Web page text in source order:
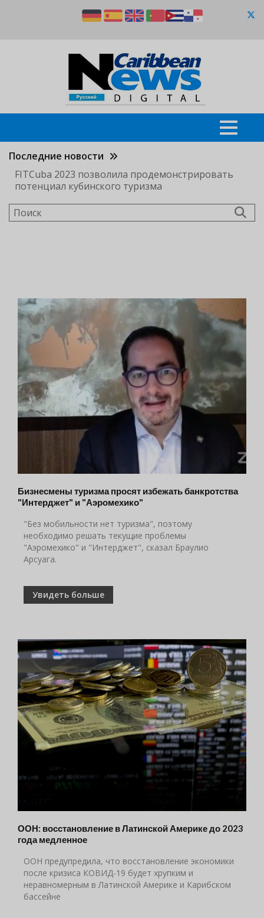
Последние новости
FITCuba 2023 позволила продемонстрировать
потенциал кубинского туризма
Поиск
Бизнесмены туризма просят избежать банкротства
"Интерджет" и "Аэромехико"
"Без мобильности нет туризма", поэтому
необходимо решать текущие проблемы
"Аэромехико" и "Интерджет", сказал Браулио
Арсуага.
Увидеть больше
ООН: восстановление в Латинской Америке до 2023
года медленное
ООН предупредила, что восстановление экономики
после кризиса КОВИД-19 будет хрупким и
неравномерным в Латинской Америке и Карибском
бассейне